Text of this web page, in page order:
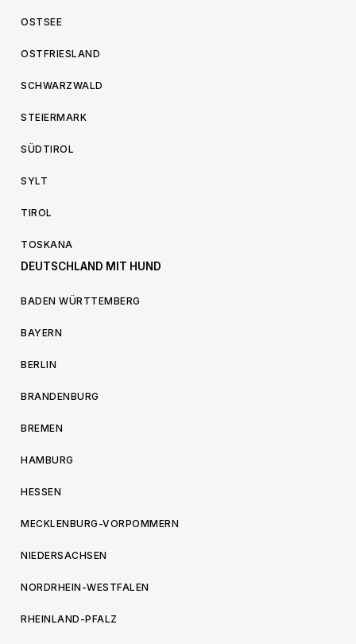
OSTSEE
OSTFRIESLAND
SCHWARZWALD
STEIERMARK
SÜDTIROL
SYLT
TIROL
TOSKANA
DEUTSCHLAND MIT HUND
BADEN WÜRTTEMBERG
BAYERN
BERLIN
BRANDENBURG
BREMEN
HAMBURG
HESSEN
MECKLENBURG-VORPOMMERN
NIEDERSACHSEN
NORDRHEIN-WESTFALEN
RHEINLAND-PFALZ